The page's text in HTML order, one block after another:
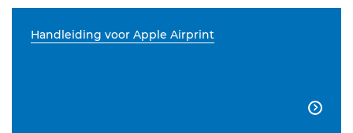
Handleiding voor Apple Airprint
